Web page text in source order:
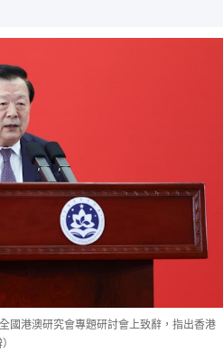
國港澳研究會專題研討會上致辭，指出香港